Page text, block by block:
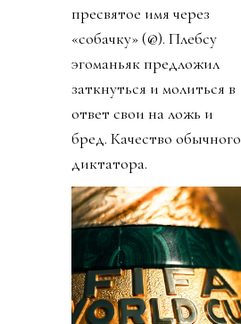
пресвятое имя через
«собачку» (@). Плебсу
эгоманьяк предложил
заткнуться и молиться в
ответ свои на ложь и
бред. Качество обычного
диктатора.